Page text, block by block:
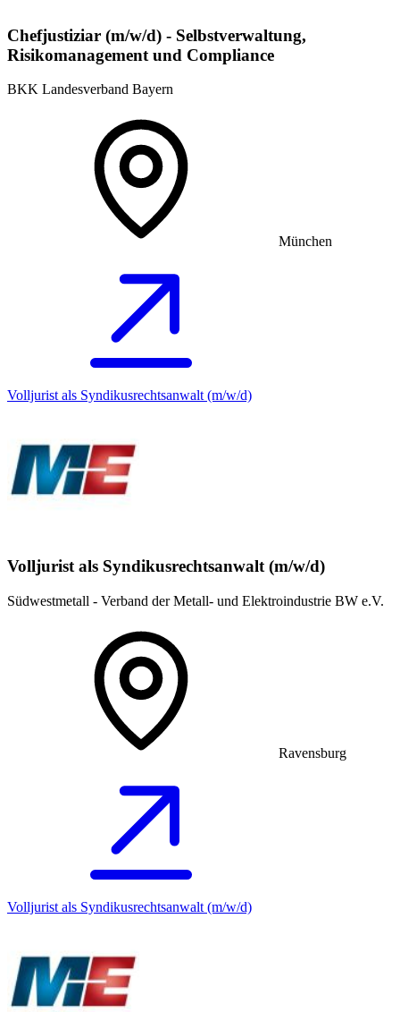
Chefjustiziar (m/w/d) - Selbstverwaltung,
Risikomanagement und Compliance
BKK Landesverband Bayern
München
Volljurist als Syndikusrechtsanwalt (m/w/d)
Volljurist als Syndikusrechtsanwalt (m/w/d)
Südwestmetall - Verband der Metall- und Elektroindustrie BW e.V.
Ravensburg
Volljurist als Syndikusrechtsanwalt (m/w/d)